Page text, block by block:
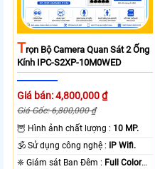
TRọn Bộ Camera Quan Sát 2 Ống
Kính IPC-S2XP-10M0WED
Giá bán: 4,800,000 ₫
Giá Gốc: 6,800,000 ₫
🦉 Hình ảnh chất lượng : 10 MP.
🕉️ Sử dụng công nghệ :
IP Wifi.
❈ Giám sát Ban Đêm : Full Color